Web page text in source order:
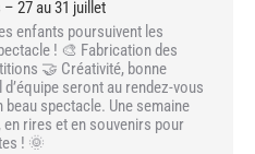
27 au 31 juillet
enfants poursuivent les
! 🎨 Fabrication des
🤝 Créativité, bonne
d’équipe seront au rendez-vous
beau spectacle. Une semaine
en rires et en souvenirs pour
! 🌞